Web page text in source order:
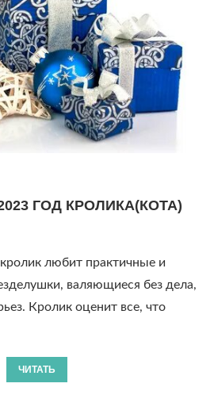
ГОД КРОЛИКА(КОТА)
любит практичные и
валяющиеся без дела,
Кролик оценит все, что
ЧИТАТЬ